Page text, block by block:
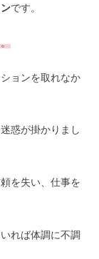
です。
ョンを取れなか
惑が掛かりまし
を失い、仕事を
れば体調に不調